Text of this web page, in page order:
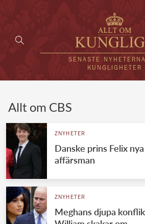
SENASTE
KUNGLIGHETER
UTLÄNDSKT
VÄRLDENS
Svenska
REDAKTION
Allt om CBS
ZNYHETER
Danske prins Felix
affärsman
ZNYHETER
Meghans djupa